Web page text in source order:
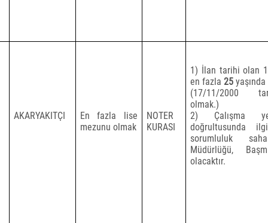
AKARYAKITÇI
En fazla lise
mezunu olmak
NOTER
KURASI
1) İlan tarihi olan
en fazla 25
(17/11/2000
olmak.)
2) Çalışma
doğrultusunda
sorumluluk
Müdürlüğü,
olacaktır.